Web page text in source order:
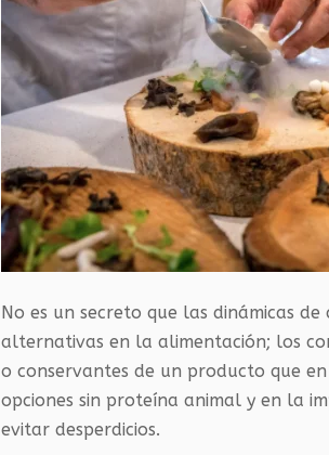
No es un secreto que las dinámicas
alternativas en la alimentación; los
o conservantes de un producto que
opciones sin proteína animal y en la
evitar desperdicios.